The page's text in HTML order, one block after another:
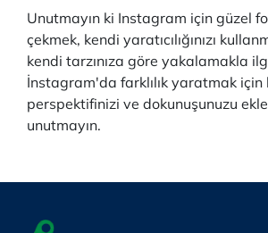
Unutmayın ki Instagram için güzel
çekmek, kendi yaratıcılığınızı
kendi tarzınıza göre yakalamakla
İnstagram'da farklılık yaratmak için
perspektifinizi ve dokunuşunuzu
unutmayın.